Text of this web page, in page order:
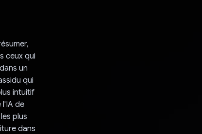
ceux qui
un
qui
intuitif
l'IA de
plus
dans